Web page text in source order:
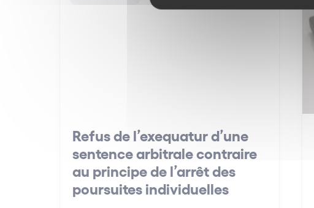
Refus de l’exequatur d’une
sentence arbitrale contraire
au principe de l’arrêt des
poursuites individuelles